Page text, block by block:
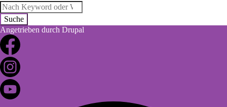
Suche
Angetrieben durch Drupal